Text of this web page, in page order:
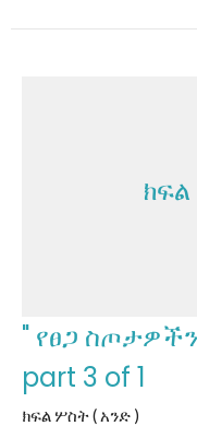
" የፀጋ
part 3 of 1
ክፍል ሦስት ( አንድ )